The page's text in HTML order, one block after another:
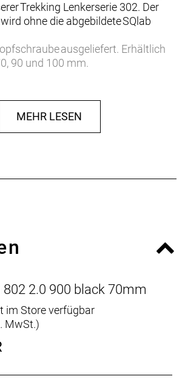
Trekking Lenkerserie 302. Der
ohne die abgebildete SQlab
ausgeliefert. Erhältlich
90 und 100 mm.
MEHR LESEN
802 2.0 900 black 70mm
im Store verfügbar
MwSt.)